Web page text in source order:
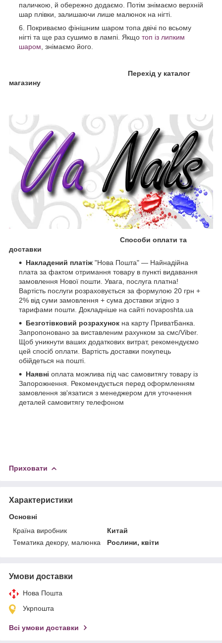
паличкою, й обережно додаємо. Потім знімаємо верхній
шар плівки, залишаючи лише малюнок на нігті.
Покриваємо фінішним шаром топа двічі по всьому
нігті та ще раз сушимо в лампі. Якщо топ із липким
шаром , знімаємо його.
Перехід у каталог
магазину
Способи оплати та
доставки
Накладений платіж "Нова Пошта" — Найнадійна
плата за фактом отримання товару в пункті видавання
замовлення Нової пошти. Увага, послуга платна!
Вартість послуги розраховується за формулою 20 грн +
2% від суми замовлення + сума доставки згідно з
тарифами пошти. Докладніше на сайті novaposhta.ua
Безготівковий розрахунок на карту ПриватБанка.
Запропоновано за виставленим рахунком за смс/Viber.
Щоб уникнути ваших додаткових витрат, рекомендуємо
цей спосіб оплати. Вартість доставки покупець
обійдеться на пошті.
Наявні оплата можлива під час самовитягу товару із
Запорожнення. Рекомендується перед оформленням
замовлення зв'язатися з менеджером для уточнення
деталей самовитягу телефоном
Приховати
Характеристики
Основні
Країна виробник
Китай
Тематика декору, малюнка
Рослини, квіти
Умови доставки
Нова Пошта
Укрпошта
Всі умови доставки